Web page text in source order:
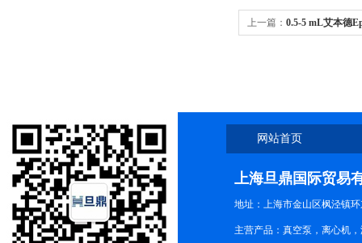
上一篇： 0.5-5 mL艾本德
网站首页
上海旦鼎国际贸易
地址：上海市金山区枫泾镇
主营产品：真空泵，离心机